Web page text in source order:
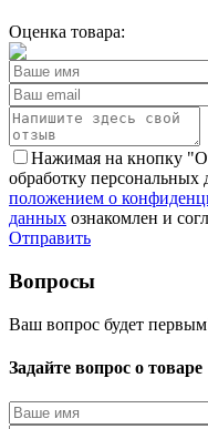
Оценка товара:
Нажимая на кнопку
обработку
положением о
данных ознакомлен и
Отправить
Вопросы
Ваш вопрос будет
Задайте вопрос о товаре